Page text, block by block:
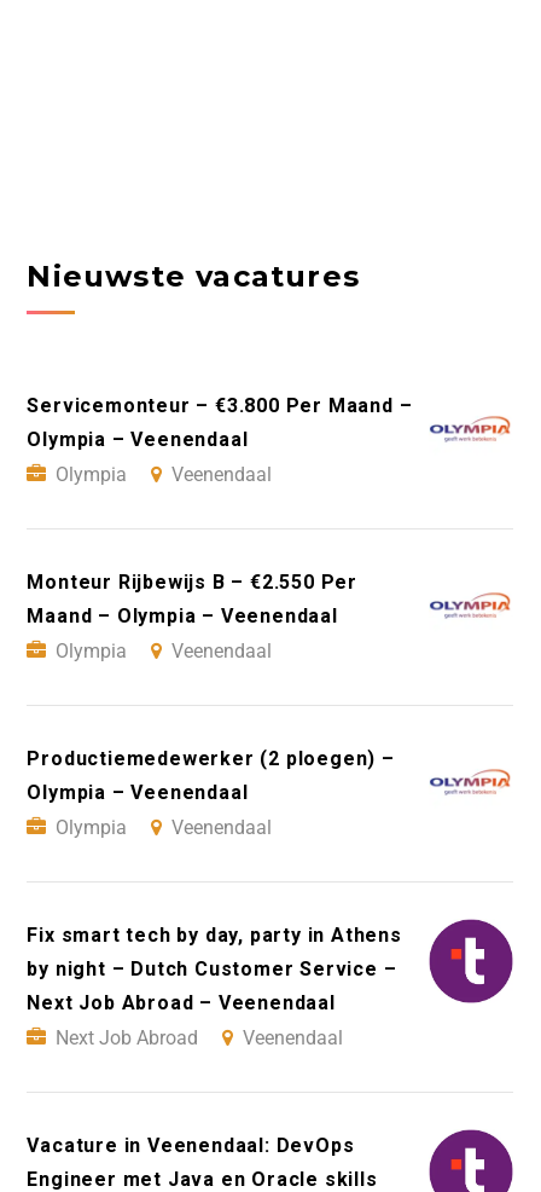
Nieuwste vacatures
Servicemonteur – €3.800 Per Maand –
Olympia – Veenendaal
Olympia
Veenendaal
Monteur Rijbewijs B – €2.550 Per
Maand – Olympia – Veenendaal
Olympia
Veenendaal
Productiemedewerker (2 ploegen) –
Olympia – Veenendaal
Olympia
Veenendaal
Fix smart tech by day, party in Athens
by night – Dutch Customer Service –
Next Job Abroad – Veenendaal
Next Job Abroad
Veenendaal
Vacature in Veenendaal: DevOps
Engineer met Java en Oracle skills